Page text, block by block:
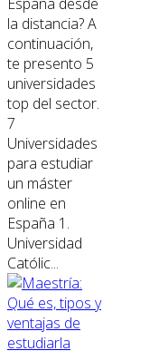
la distancia? A
continuación,
te presento 5
universidades
top del sector.
7
Universidades
para estudiar
un máster
online en
España 1.
Universidad
Católic...